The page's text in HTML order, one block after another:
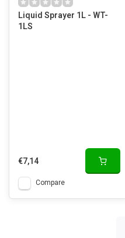
Liquid Sprayer 1L - WT-
1LS
€7,14
Compare